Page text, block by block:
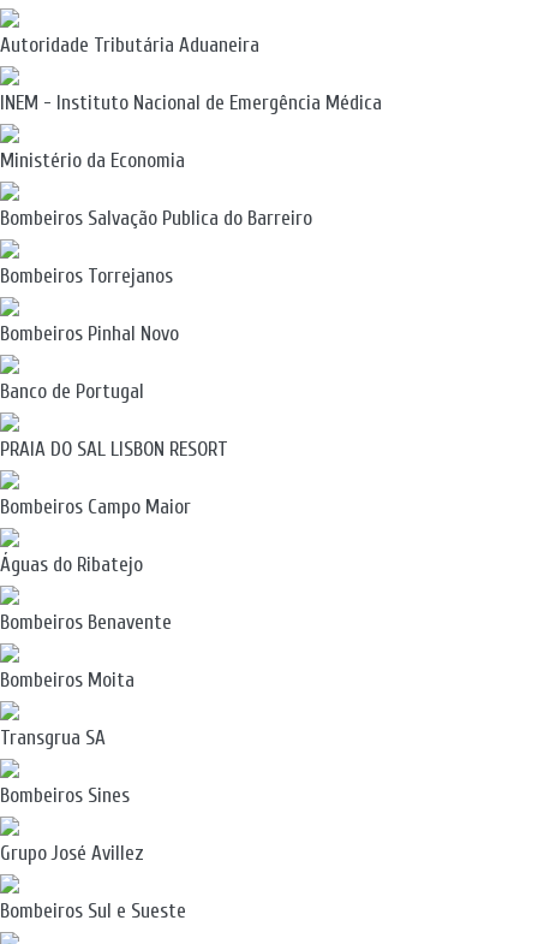
Autoridade Tributária Aduaneira
INEM - Instituto Nacional de Emergência Médica
Ministério da Economia
Bombeiros Salvação Publica do Barreiro
Bombeiros Torrejanos
Bombeiros Pinhal Novo
Banco de Portugal
PRAIA DO SAL LISBON RESORT
Bombeiros Campo Maior
Águas do Ribatejo
Bombeiros Benavente
Bombeiros Moita
Transgrua SA
Bombeiros Sines
Grupo José Avillez
Bombeiros Sul e Sueste